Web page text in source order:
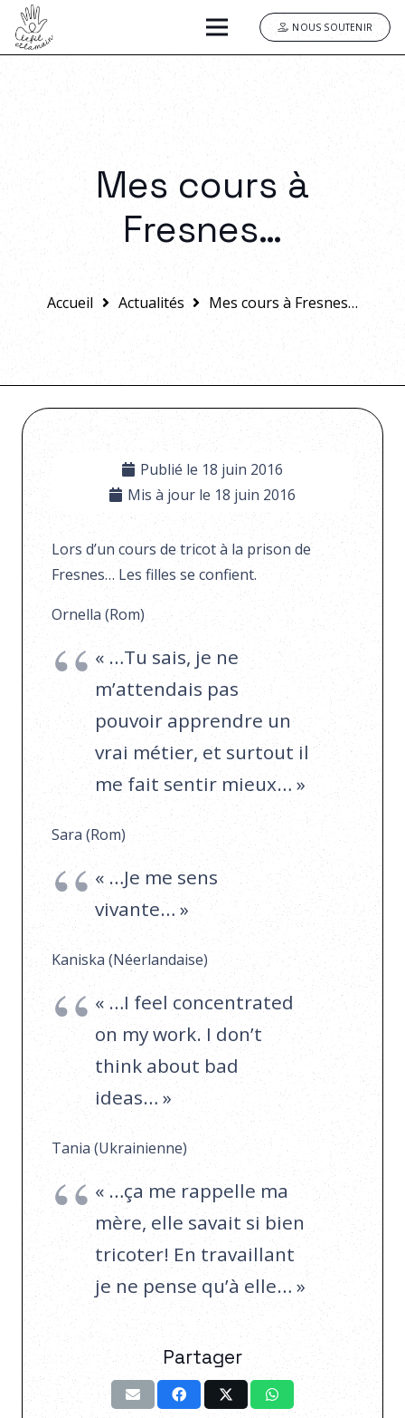
NOUS SOUTENIR
Mes cours à
Fresnes…
Accueil Actualités Mes cours à Fresnes…
Publié le 18 juin 2016
Mis à jour le 18 juin 2016
Lors d’un cours de tricot à la prison de
Fresnes… Les filles se confient.
Ornella (Rom)
« …Tu sais, je ne
m’attendais pas
pouvoir apprendre un
vrai métier, et surtout il
me fait sentir mieux… »
Sara (Rom)
« …Je me sens
vivante… »
Kaniska (Néerlandaise)
« …I feel concentrated
on my work. I don’t
think about bad
ideas… »
Tania (Ukrainienne)
« …ça me rappelle ma
mère, elle savait si bien
tricoter! En travaillant
je ne pense qu’à elle… »
Partager